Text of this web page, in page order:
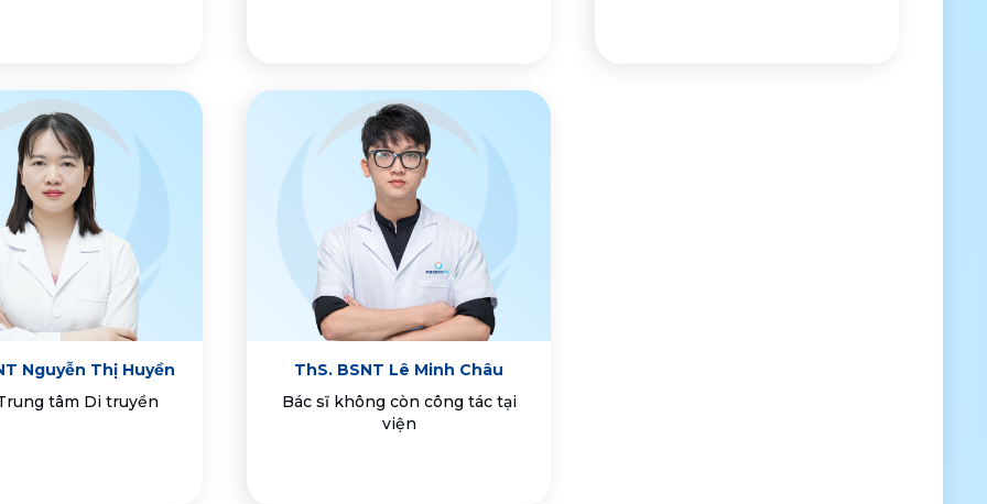
Nguyễn Thị Huyền
tâm Di truyền
ThS. BSNT Lê Minh Châu
Bác sĩ không còn công tác tại
viện